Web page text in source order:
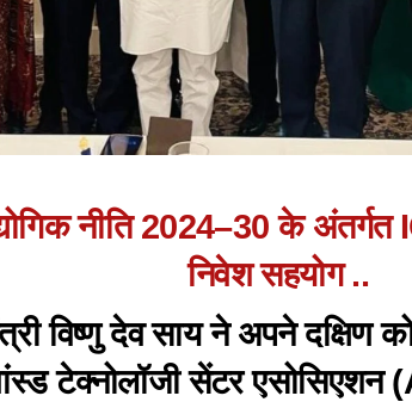
नीति 2024–30 के अंतर्गत
निवेश सहयोग ..
विष्णु देव साय ने अपने दक्षिण
टेक्नोलॉजी सेंटर